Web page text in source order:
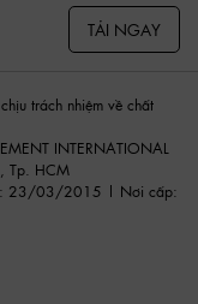
TẢI NGAY
trách nhiệm về chất
INTERNATIONAL
Tp. HCM
23/03/2015 | Nơi cấp: